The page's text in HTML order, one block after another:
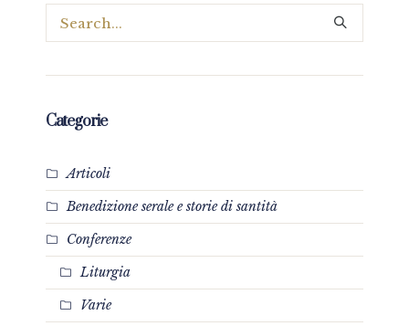
Categorie
Articoli
Benedizione serale e storie di santità
Conferenze
Liturgia
Varie